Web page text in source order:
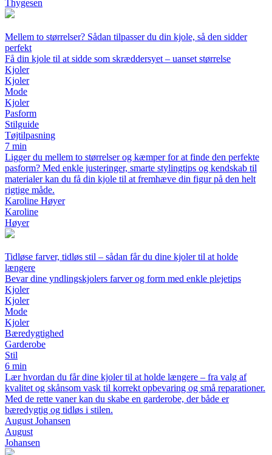
Thygesen
Mellem to størrelser? Sådan tilpasser du din kjole, så den sidder
perfekt
Få din kjole til at sidde som skræddersyet – uanset størrelse
Kjoler
Kjoler
Mode
Kjoler
Pasform
Stilguide
Tøjtilpasning
7 min
Ligger du mellem to størrelser og kæmper for at finde den perfekte
pasform? Med enkle justeringer, smarte stylingtips og kendskab til
materialer kan du få din kjole til at fremhæve din figur på den helt
rigtige måde.
Karoline Høyer
Karoline
Høyer
Tidløse farver, tidløs stil – sådan får du dine kjoler til at holde
længere
Bevar dine yndlingskjolers farver og form med enkle plejetips
Kjoler
Kjoler
Mode
Kjoler
Bæredygtighed
Garderobe
Stil
6 min
Lær hvordan du får dine kjoler til at holde længere – fra valg af
kvalitet og skånsom vask til korrekt opbevaring og små reparationer.
Med de rette vaner kan du skabe en garderobe, der både er
bæredygtig og tidløs i stilen.
August Johansen
August
Johansen